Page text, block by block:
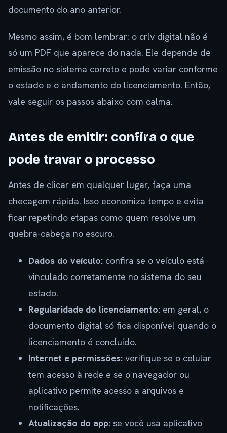
documento do ano anterior.
Mesmo assim, é bom lembrar: o crlv digital não é
só um PDF que aparece do nada. Ele depende de
emissão no sistema correto e pode variar conforme
o estado e o andamento do licenciamento. Então,
vale seguir os passos abaixo com calma.
Antes de emitir: confira o que
pode travar o processo
Antes de clicar em qualquer lugar, faça uma
checagem rápida. Isso economiza tempo e evita
ficar repetindo etapas como quem resolve um
quebra-cabeça no escuro.
Dados do veículo: confira se o veículo está
vinculado corretamente no sistema do seu
estado.
Regularidade do licenciamento: em geral, o
documento digital só fica disponível quando o
licenciamento é concluído.
Internet e permissões: verifique se o celular
tem acesso à rede e se o navegador ou
aplicativo permite acesso a arquivos e
notificações.
Atualização do app: se você usa aplicativo